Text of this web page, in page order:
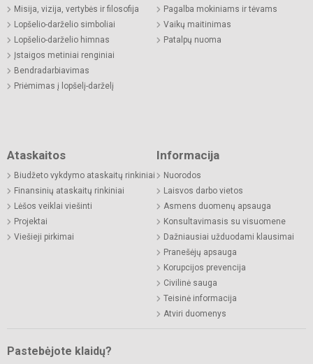
Misija, vizija, vertybės ir filosofija
Lopšelio-darželio simboliai
Lopšelio-darželio himnas
Įstaigos metiniai renginiai
Bendradarbiavimas
Priėmimas į lopšelį-darželį
Pagalba mokiniams ir tėvams
Vaikų maitinimas
Patalpų nuoma
Ataskaitos
Biudžeto vykdymo ataskaitų rinkiniai
Finansinių ataskaitų rinkiniai
Lėšos veiklai viešinti
Projektai
Viešieji pirkimai
Informacija
Nuorodos
Laisvos darbo vietos
Asmens duomenų apsauga
Konsultavimasis su visuomene
Dažniausiai užduodami klausimai
Pranešėjų apsauga
Korupcijos prevencija
Civilinė sauga
Teisinė informacija
Atviri duomenys
Pastebėjote klaidų?